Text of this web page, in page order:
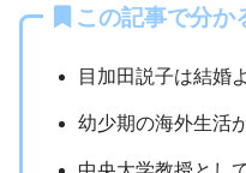
この記事で分か
目加田説子は結婚
幼少期の海外生活